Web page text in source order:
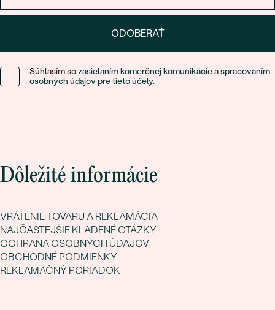
ODOBERAŤ
Súhlasím sozasielaním komerčnej komunikácieaspracovaním
osobných údajov pre tieto účely.
Dôležité informácie
VRÁTENIE TOVARU A REKLAMÁCIA
NAJČASTEJŠIE KLADENÉ OTÁZKY
OCHRANA OSOBNÝCH ÚDAJOV
OBCHODNÉ PODMIENKY
REKLAMAČNÝ PORIADOK